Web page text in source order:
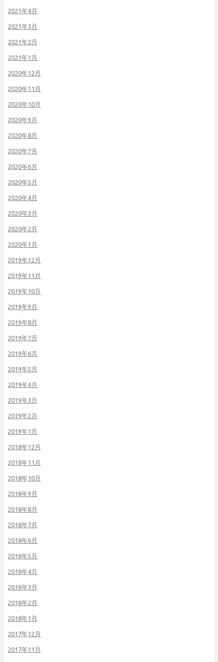
2021年4月
2021年3月
2021年2月
2021年1月
2020年12月
2020年11月
2020年10月
2020年9月
2020年8月
2020年7月
2020年6月
2020年5月
2020年4月
2020年3月
2020年2月
2020年1月
2019年12月
2019年11月
2019年10月
2019年9月
2019年8月
2019年7月
2019年6月
2019年5月
2019年4月
2019年3月
2019年2月
2019年1月
2018年12月
2018年11月
2018年10月
2018年9月
2018年8月
2018年7月
2018年6月
2018年5月
2018年4月
2018年3月
2018年2月
2018年1月
2017年12月
2017年11月